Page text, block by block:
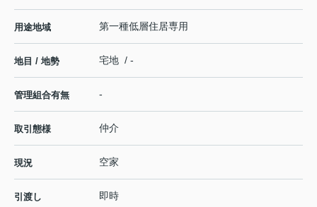
用途地域 第一種低層住居専用
地目 / 地勢 宅地 / -
管理組合有無 -
取引態様 仲介
現況 空家
引渡し 即時